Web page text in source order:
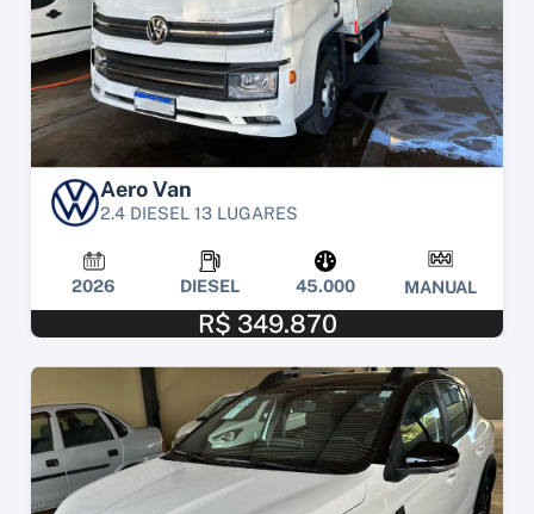
Aero Van
2.4 DIESEL 13 LUGARES
2026 DIESEL 45.000 MANUAL
R$ 349.870